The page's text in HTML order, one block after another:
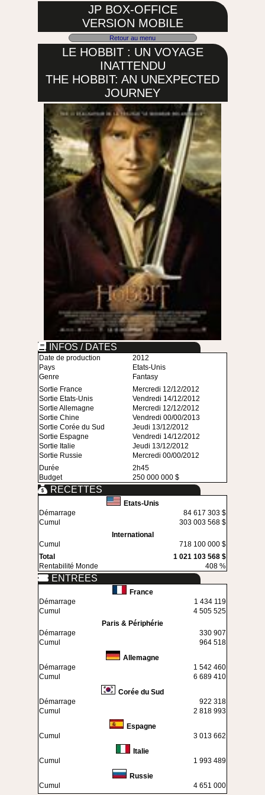
JP BOX-OFFICE
VERSION MOBILE
Retour au menu
LE HOBBIT : UN VOYAGE
INATTENDU
THE HOBBIT: AN UNEXPECTED
JOURNEY
INFOS / DATES
Date de production
2012
Pays
Etats-Unis
Genre
Fantasy
Sortie France
Mercredi 12/12/2012
Sortie Etats-Unis
Vendredi 14/12/2012
Sortie Allemagne
Mercredi 12/12/2012
Sortie Chine
Vendredi 00/00/2013
Sortie Corée du Sud
Jeudi 13/12/2012
Sortie Espagne
Vendredi 14/12/2012
Sortie Italie
Jeudi 13/12/2012
Sortie Russie
Mercredi 00/00/2012
Durée
2h45
Budget
250 000 000 $
RECETTES
Etats-Unis
Démarrage
84 617 303 $
Cumul
303 003 568 $
International
Cumul
718 100 000 $
Total
1 021 103 568 $
Rentabilité Monde
408 %
ENTREES
France
Démarrage
1 434 119
Cumul
4 505 525
Paris & Périphérie
Démarrage
330 907
Cumul
964 518
Allemagne
Démarrage
1 542 460
Cumul
6 689 410
Corée du Sud
Démarrage
922 318
Cumul
2 818 993
Espagne
Cumul
3 013 662
Italie
Cumul
1 993 489
Russie
Cumul
4 651 000